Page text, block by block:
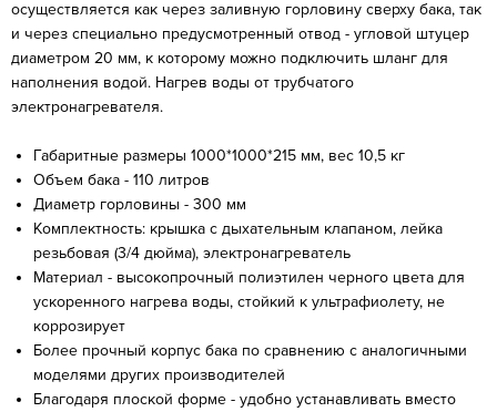
осуществляется как через заливную горловину сверху бака, так
и через специально предусмотренный отвод - угловой штуцер
диаметром 20 мм, к которому можно подключить шланг для
наполнения водой. Нагрев воды от трубчатого
электронагревателя.
Габаритные размеры 1000*1000*215 мм, вес 10,5 кг
Объем бака - 110 литров
Диаметр горловины - 300 мм
Комплектность: крышка с дыхательным клапаном, лейка
резьбовая (3/4 дюйма), электронагреватель
Материал - высокопрочный полиэтилен черного цвета для
ускоренного нагрева воды, стойкий к ультрафиолету, не
коррозирует
Более прочный корпус бака по сравнению с аналогичными
моделями других производителей
Благодаря плоской форме - удобно устанавливать вместо